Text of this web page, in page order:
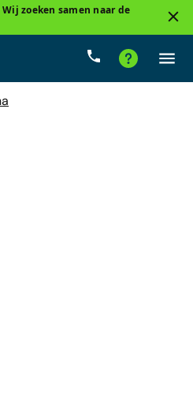
Wij zoeken samen naar de